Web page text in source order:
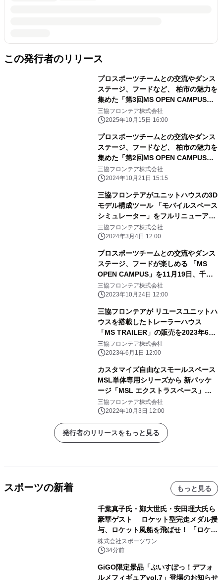
この発行者のリリース
プロスポーツチームとの交流やダンス
ステージ、フードなど、 柏市の魅力を
集めた「第3回MS OPEN CAMPUS」
が 11月9日(日)開催決定！
三協フロンテア株式会社
2025年10月15日 16:00
プロスポーツチームとの交流やダンス
ステージ、フードなど、 柏市の魅力を
集めた「第2回MS OPEN CAMPUS」
が 11月17日(日)開催決定！
三協フロンテア株式会社
2024年10月21日 15:15
三協フロンテアがユニットハウスの3D
モデル構成ツール 「モバイルスペース
シミュレーター」をフルリニューア
ル！
三協フロンテア株式会社
2024年3月4日 12:00
プロスポーツチームとの交流やダンス
ステージ、フードが楽しめる 「MS
OPEN CAMPUS」を11月19日、千葉
県柏市にて開催！
三協フロンテア株式会社
2023年10月24日 12:00
三協フロンテアが リユースユニットハ
ウスを搭載したトレーラーハウス
「MS TRAILER」の販売を2023年6月
1日より開始！
三協フロンテア株式会社
2023年6月1日 12:00
カスタマイズ自由なスモールスペース
MSL単体専用シリーズから 新パッケ
ージ「MSL エクストラスペース」を
発売
三協フロンテア株式会社
2022年10月3日 12:00
発行者のリリースをもっと見る
スポーツの新着 もっと見る
千葉真子氏・鄭大世氏・安田理大氏ら
豪華ゲスト ロケット型完走メダル授
与、ロケット風船を飛ばせ！ 「ロケッ
トマラソン2026」開催
株式会社スポーツワン
34分前
GiGO限定景品「ぶいすぽっ！デフォ
ルメフィギュアvol.7」登場のお知らせ